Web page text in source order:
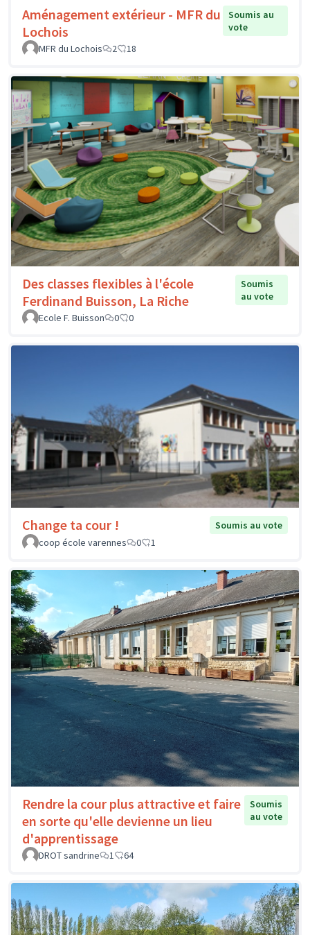
Aménagement extérieur - MFR du
Lochois
Soumis au
vote
MFR du Lochois
2 18
Des classes flexibles à l'école
Ferdinand Buisson, La Riche
Soumis
au vote
Ecole F. Buisson
0 0
Change ta cour !
Soumis au vote
coop école varennes
0 1
Rendre la cour plus attractive et faire
en sorte qu'elle devienne un lieu
d'apprentissage
Soumis
au vote
DROT sandrine 1 64